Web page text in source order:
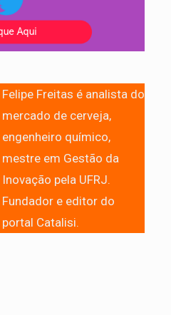
Felipe Freitas é analista do
mercado de cerveja,
engenheiro químico,
mestre em Gestão da
Inovação pela UFRJ.
Fundador e editor do
portal Catalisi.